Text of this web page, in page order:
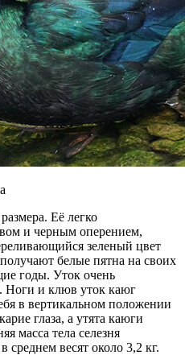
Её легко
и черным оперением,
зеленый цвет
белые пятна на своих
годы. Уток очень
Ноги и клюв уток каюг
в вертикальном положении
глаза, а утята каюги
масса тела селезня
среднем весят около 3,2 кг.